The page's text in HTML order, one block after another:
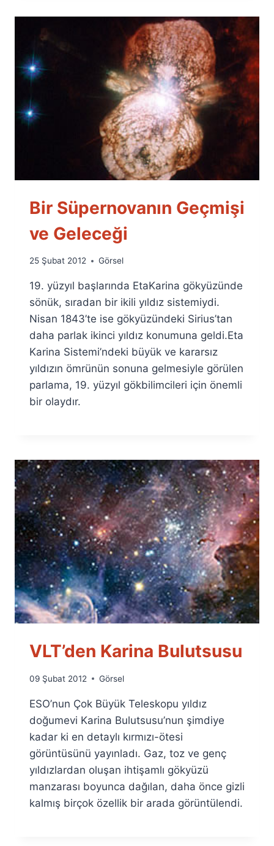
Bir Süpernovanın Geçmişi
ve Geleceği
By
Fuat
Özyar
25 Şubat 2012 Görsel
19. yüzyıl başlarında EtaKarina gökyüzünde
sönük, sıradan bir ikili yıldız sistemiydi.
Nisan 1843’te ise gökyüzündeki Sirius’tan
daha parlak ikinci yıldız konumuna geldi.Eta
Karina Sistemi’ndeki büyük ve kararsız
yıldızın ömrünün sonuna gelmesiyle görülen
parlama, 19. yüzyıl gökbilimcileri için önemli
bir olaydır.
VLT’den Karina Bulutsusu
By
Fuat
Özyar
09 Şubat 2012 Görsel
ESO’nun Çok Büyük Teleskopu yıldız
doğumevi Karina Bulutsusu’nun şimdiye
kadar ki en detaylı kırmızı-ötesi
görüntüsünü yayınladı. Gaz, toz ve genç
yıldızlardan oluşan ihtişamlı gökyüzü
manzarası boyunca dağılan, daha önce gizli
kalmış birçok özellik bir arada görüntülendi.